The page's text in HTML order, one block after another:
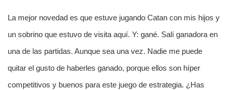
La mejor novedad es que estuve jugando Catan con mis hijos y
un sobrino que estuvo de visita aquí. Y: gané. Salí ganadora en
una de las partidas. Aunque sea una vez. Nadie me puede
quitar el gusto de haberles ganado, porque ellos son híper
competitivos y buenos para este juego de estrategia. ¿Has